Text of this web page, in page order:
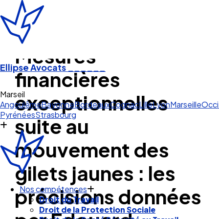
Ellipse Avocats______
Marseille
AngoulêmeBayonneBordeauxCognacLilleLyonMarseille
PyrénéesStrasbourg
Nos compétences
Droit du Travail
Droit de la Protection Sociale
Mesures
financières
exceptionnelles
suite au
mouvement des
gilets jaunes : les
précisions données